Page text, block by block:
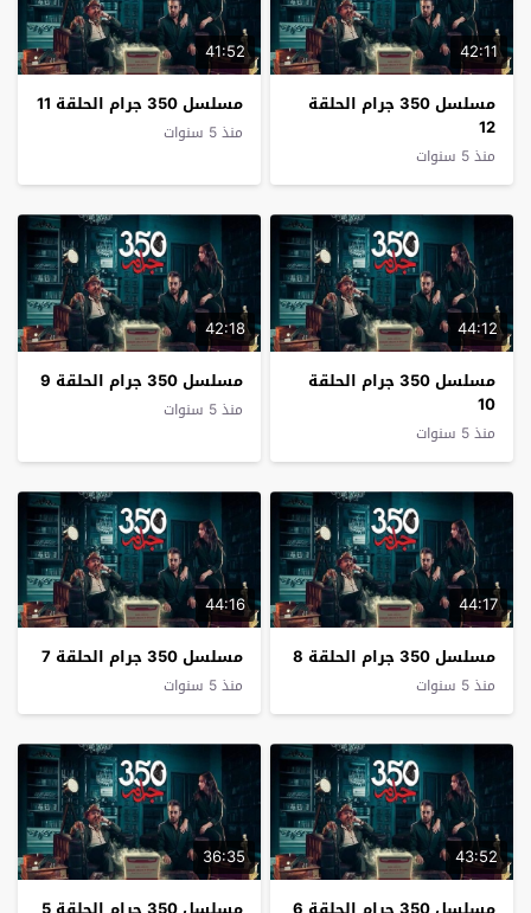
42:11
مسلسل 350 جرام الحلقة
12
منذ 5 سنوات
41:52
مسلسل 350 جرام الحلقة 11
منذ 5 سنوات
44:12
مسلسل 350 جرام الحلقة
10
منذ 5 سنوات
42:18
مسلسل 350 جرام الحلقة 9
منذ 5 سنوات
44:17
مسلسل 350 جرام الحلقة 8
منذ 5 سنوات
44:16
مسلسل 350 جرام الحلقة 7
منذ 5 سنوات
43:52
36:35